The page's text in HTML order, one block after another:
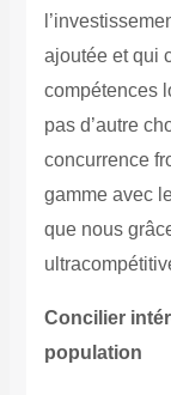
ajoutée et qui
compétences
pas d’autre
concurrence
gamme avec
que nous
Concilier
population